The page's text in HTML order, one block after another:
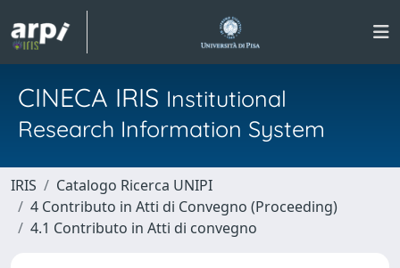
CINECA IRIS Institutional
Research Information System
IRIS
Catalogo Ricerca UNIPI
4 Contributo in Atti di Convegno (Proceeding)
4.1 Contributo in Atti di convegno